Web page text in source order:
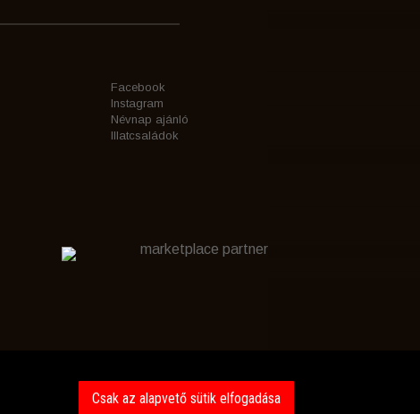
Facebook
Instagram
Névnap ajánló
Illatcsaládok
marketplace partner
Csak az alapvető sütik elfogadása